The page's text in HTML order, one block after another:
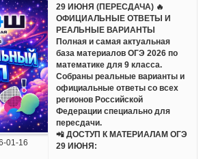
01-16
29 ИЮНЯ (ПЕРЕСДАЧА) 🔥
ОФИЦИАЛЬНЫЕ ОТВЕТЫ И
РЕАЛЬНЫЕ ВАРИАНТЫ
Полная и самая актуальная
база материалов ОГЭ 2026 по
математике для 9 класса.
Собраны реальные варианты и
официальные ответы со всех
регионов Российской
Федерации специально для
пересдачи.
📲 ДОСТУП К МАТЕРИАЛАМ ОГЭ
29 ИЮНЯ: